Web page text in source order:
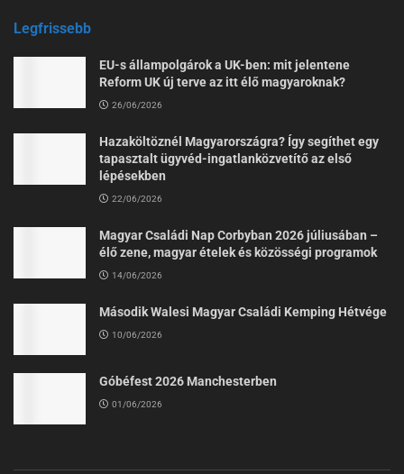
Legfrissebb
EU-s állampolgárok a UK-ben: mit jelentene
Reform UK új terve az itt élő magyaroknak?
26/06/2026
Hazaköltöznél Magyarországra? Így segíthet egy
tapasztalt ügyvéd-ingatlanközvetítő az első
lépésekben
22/06/2026
Magyar Családi Nap Corbyban 2026 júliusában –
élő zene, magyar ételek és közösségi programok
14/06/2026
Második Walesi Magyar Családi Kemping Hétvége
10/06/2026
Góbéfest 2026 Manchesterben
01/06/2026